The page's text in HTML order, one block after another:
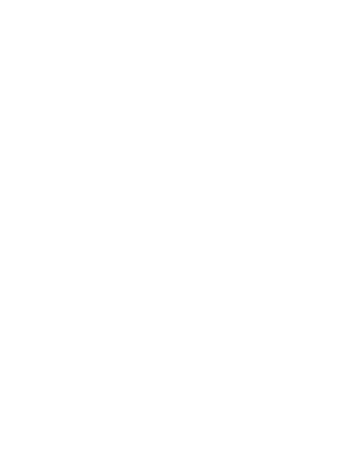
승 관광세 [€ 1.30] 가 부과되며, 체크인 시